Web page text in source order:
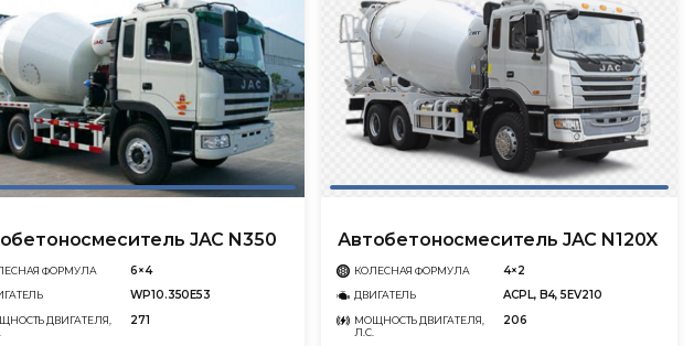
JAC N350
ФОРМУЛА 6×4
WP10.350E53
ДВИГАТЕЛЯ,
271
Автобетоносмеситель JAC N120X
КОЛЕСНАЯ ФОРМУЛА 4×2
ДВИГАТЕЛЬ ACPL, B4, 5EV210
МОЩНОСТЬ ДВИГАТЕЛЯ,
Л.С.
206